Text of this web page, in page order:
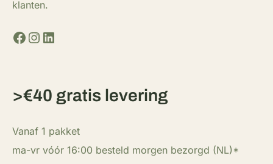
klanten.
Facebook
Instagram
LinkedIn
>€40 gratis levering
Vanaf 1 pakket
ma-vr vóór 16:00 besteld morgen bezorgd (NL)*